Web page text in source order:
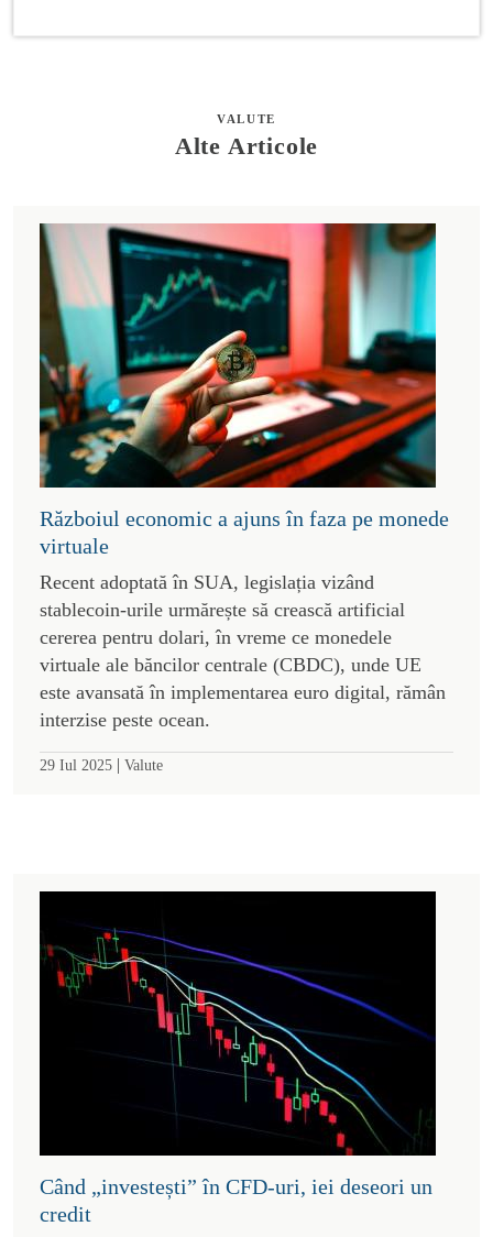
VALUTE
Alte Articole
Războiul economic a ajuns în faza pe monede
virtuale
Recent adoptată în SUA, legislația vizând
stablecoin-urile urmărește să crească artificial
cererea pentru dolari, în vreme ce monedele
virtuale ale băncilor centrale (CBDC), unde UE
este avansată în implementarea euro digital, rămân
interzise peste ocean.
29 Iul 2025 | Valute
Când „investești” în CFD-uri, iei deseori un
credit